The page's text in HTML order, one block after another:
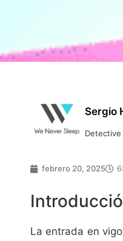
Sergio
febrero 20, 2025
La entrada en